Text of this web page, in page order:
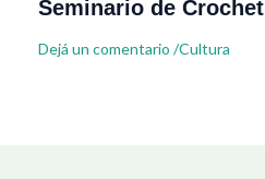
Seminario de
Dejá un comentario /Cultura